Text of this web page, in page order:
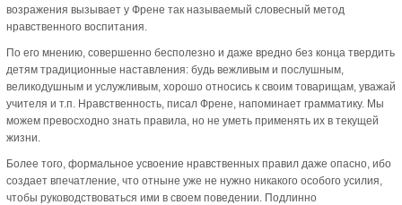
возражения вызывает у Френе так называемый словесный метод
нравственного воспитания.
По его мнению, совершенно бесполезно и даже вредно без конца твердить
детям традиционные наставления: будь вежливым и послушным,
великодушным и услужливым, хорошо относись к своим товарищам, уважай
учителя и т.п. Нравственность, писал Френе, напоминает грамматику. Мы
можем превосходно знать правила, но не уметь применять их в текущей
жизни.
Более того, формальное усвоение нравственных правил даже опасно, ибо
создает впечатление, что отныне уже не нужно никакого особого усилия,
чтобы руководствоваться ими в своем поведении. Подлинно